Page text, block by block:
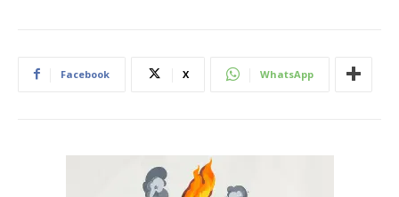
Facebook X WhatsApp